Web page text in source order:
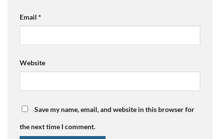
Email *
Website
Save my name, email, and website in this browser for
the next time I comment.